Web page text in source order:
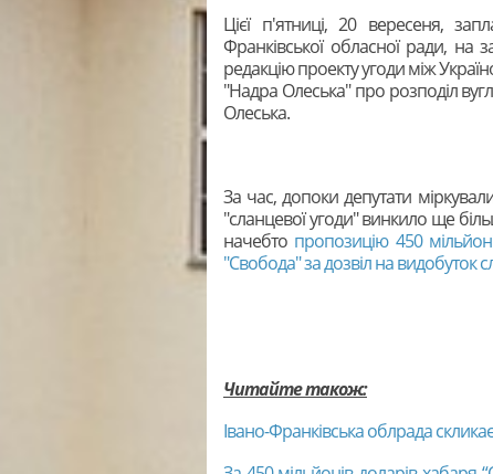
Цієї п'ятниці, 20 вересеня,
Франківської обласної ради, на
редакцію проекту угоди між
"Надра Олеська" про розподіл
Олеська.
За час, допоки депутати
"сланцевої угоди" винкило ще
начебто пропозицію 450
"Свобода" за дозвіл на видобуток
Читайте також:
Івано-Франківська облрада